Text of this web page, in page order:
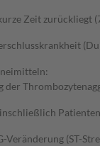
Zeit zurückliegt
der
(ST-